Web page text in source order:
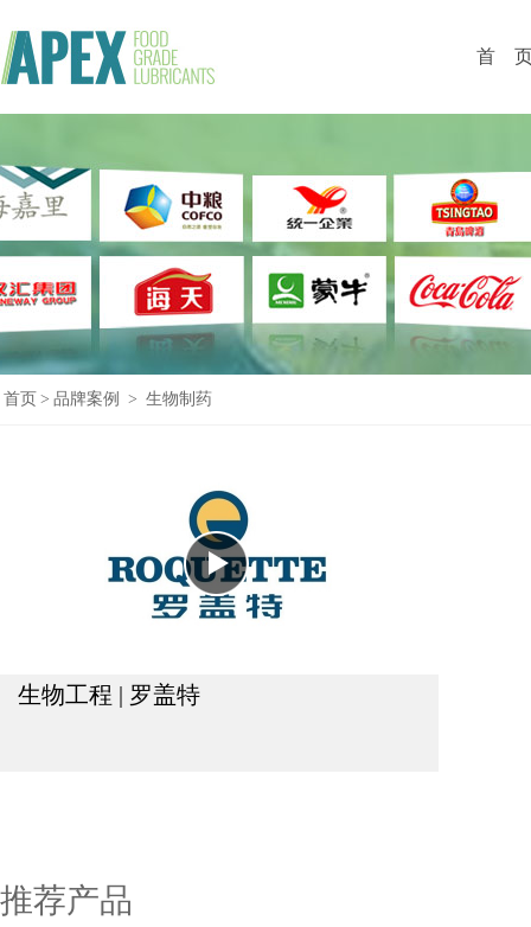
首
首页 > 品牌案例 > 生物制药
生物工程 | 罗盖特
推荐产品